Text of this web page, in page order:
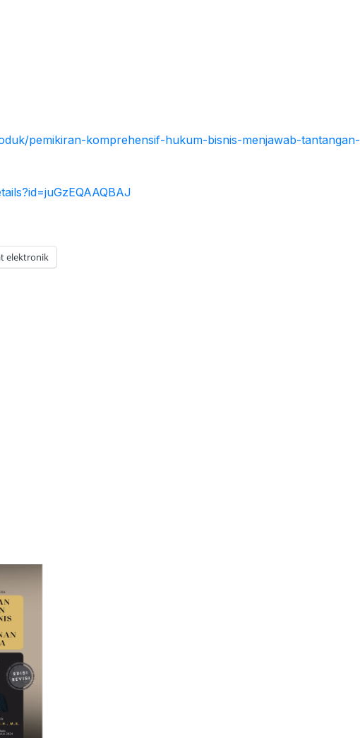
pemikiran-komprehensif-hukum-bisnis-menjawab-tantangan-
elektronik